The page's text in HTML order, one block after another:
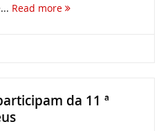
Read more
da 11 ª